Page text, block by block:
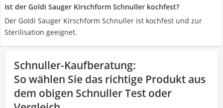
Ist der Goldi Sauger Kirschform Schnuller kochfest?
Der Goldi Sauger Kirschform Schnuller ist kochfest und zur
Sterilisation geeignet.
Schnuller-Kaufberatung:
So wählen Sie das richtige Produkt aus
dem obigen Schnuller Test oder